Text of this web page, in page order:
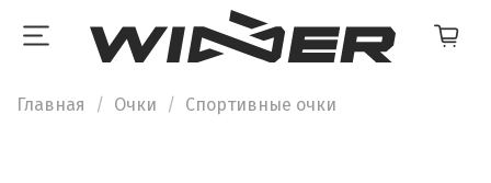
Главная Очки Спортивные очки